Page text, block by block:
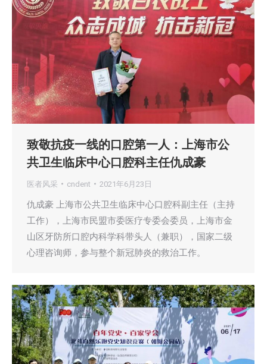
致敬抗疫一线的口腔第一人：上海市公
共卫生临床中心口腔科主任仇成豪
医者风采 cndent 2021年6月23日
仇成豪 上海市公共卫生临床中心口腔科副主任（主持
工作），上海市民盟市委医疗专委会委员，上海市金
山区牙防所口腔内科学科带头人（兼职），国家二级
心理咨询师，参与整个新冠肺炎的救治工作。